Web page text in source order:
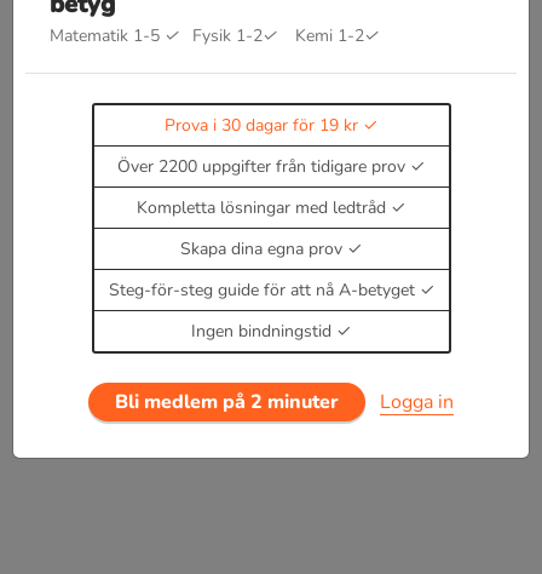
"tryckts bort". Denna volym vatten är ju exakt
Matematik 1-5 ✓ Fysik 1-2✓ Kemi 1-2✓
Prova i 30 dagar för 19 kr
Över 2200 uppgifter från tidigare prov
Kompletta lösningar med ledtråd
Skapa dina egna prov
Steg-för-steg guide för att nå A-betyget
Ingen bindningstid
Bli medlem på 2 minuter Logga in